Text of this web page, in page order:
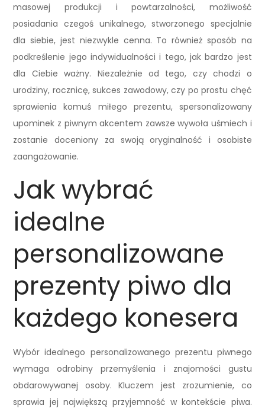
masowej produkcji i powtarzalności, możliwość
posiadania czegoś unikalnego, stworzonego specjalnie
dla siebie, jest niezwykle cenna. To również sposób na
podkreślenie jego indywidualności i tego, jak bardzo jest
dla Ciebie ważny. Niezależnie od tego, czy chodzi o
urodziny, rocznicę, sukces zawodowy, czy po prostu chęć
sprawienia komuś miłego prezentu, spersonalizowany
upominek z piwnym akcentem zawsze wywoła uśmiech i
zostanie doceniony za swoją oryginalność i osobiste
zaangażowanie.
Jak wybrać
idealne
personalizowane
prezenty piwo dla
każdego konesera
Wybór idealnego personalizowanego prezentu piwnego
wymaga odrobiny przemyślenia i znajomości gustu
obdarowywanej osoby. Kluczem jest zrozumienie, co
sprawia jej największą przyjemność w kontekście piwa.